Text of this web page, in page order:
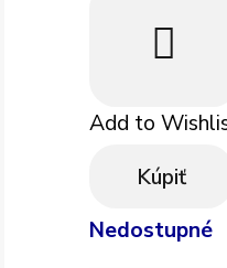
Add to
Kúpiť
Nedostupné